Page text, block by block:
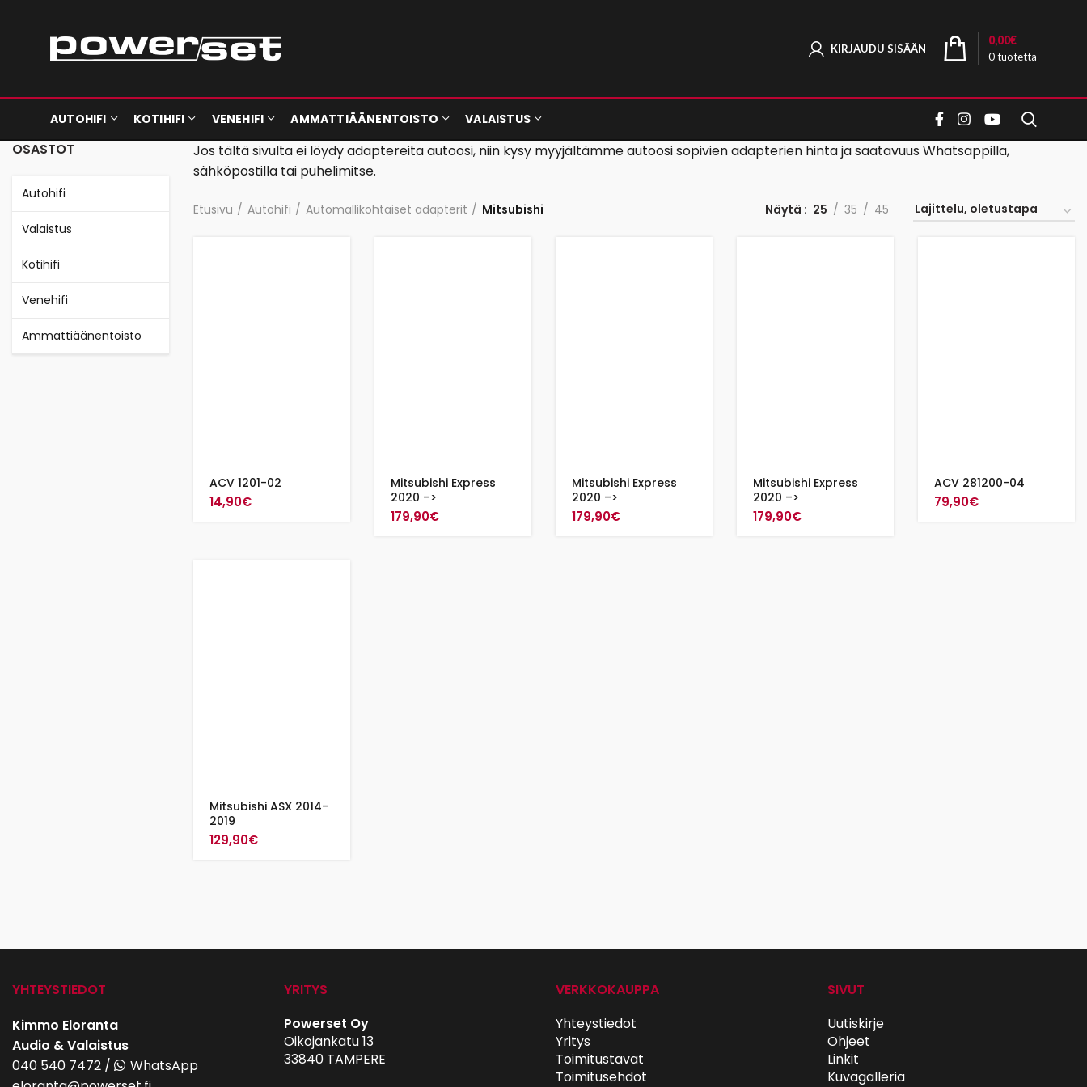
KIRJAUDU SISÄÄN
0tuotetta
0,00€
AUTOHIFI KOTIHIFI VENEHIFI AMMATTIÄÄNENTOISTO VALAISTUS
OSASTOT
Autohifi
Valaistus
Kotihifi
Venehifi
Ammattiäänentoisto
Jos tältä sivulta ei löydy adaptereita autoosi, niin kysy myyjältämme autoosi sopivien adapterien hinta ja saatavuus Whatsappilla,
sähköpostilla tai puhelimitse.
Etusivu Autohifi Automallikohtaiset adapterit Mitsubishi Näytä 25 35 45
ACV 1201-02
14,90€
Mitsubishi Express
2020 –>
179,90€
Mitsubishi Express
2020 –>
179,90€
Mitsubishi Express
2020 –>
179,90€
ACV 281200-04
79,90€
Mitsubishi ASX 2014-
2019
129,90€
YHTEYSTIEDOT
Kimmo Eloranta
Audio & Valaistus
040 540 7472 /
WhatsApp
YRITYS
Powerset Oy
Oikojankatu 13
33840 TAMPERE
VERKKOKAUPPA
Yhteystiedot
Yritys
Toimitustavat
Toimitusehdot
SIVUT
Uutiskirje
Ohjeet
Linkit
Kuvagalleria